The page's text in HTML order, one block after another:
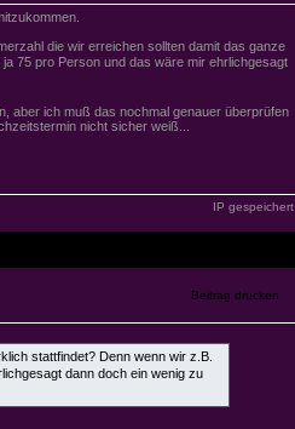
die wir erreichen sollten damit das ganze
75 pro Person und das wäre mir ehrlichgesagt
aber ich muß das nochmal genauer überprüfen
nicht sicher weiß...
IP gespeichert
stattfindet? Denn wenn wir z.B.
dann doch ein wenig zu